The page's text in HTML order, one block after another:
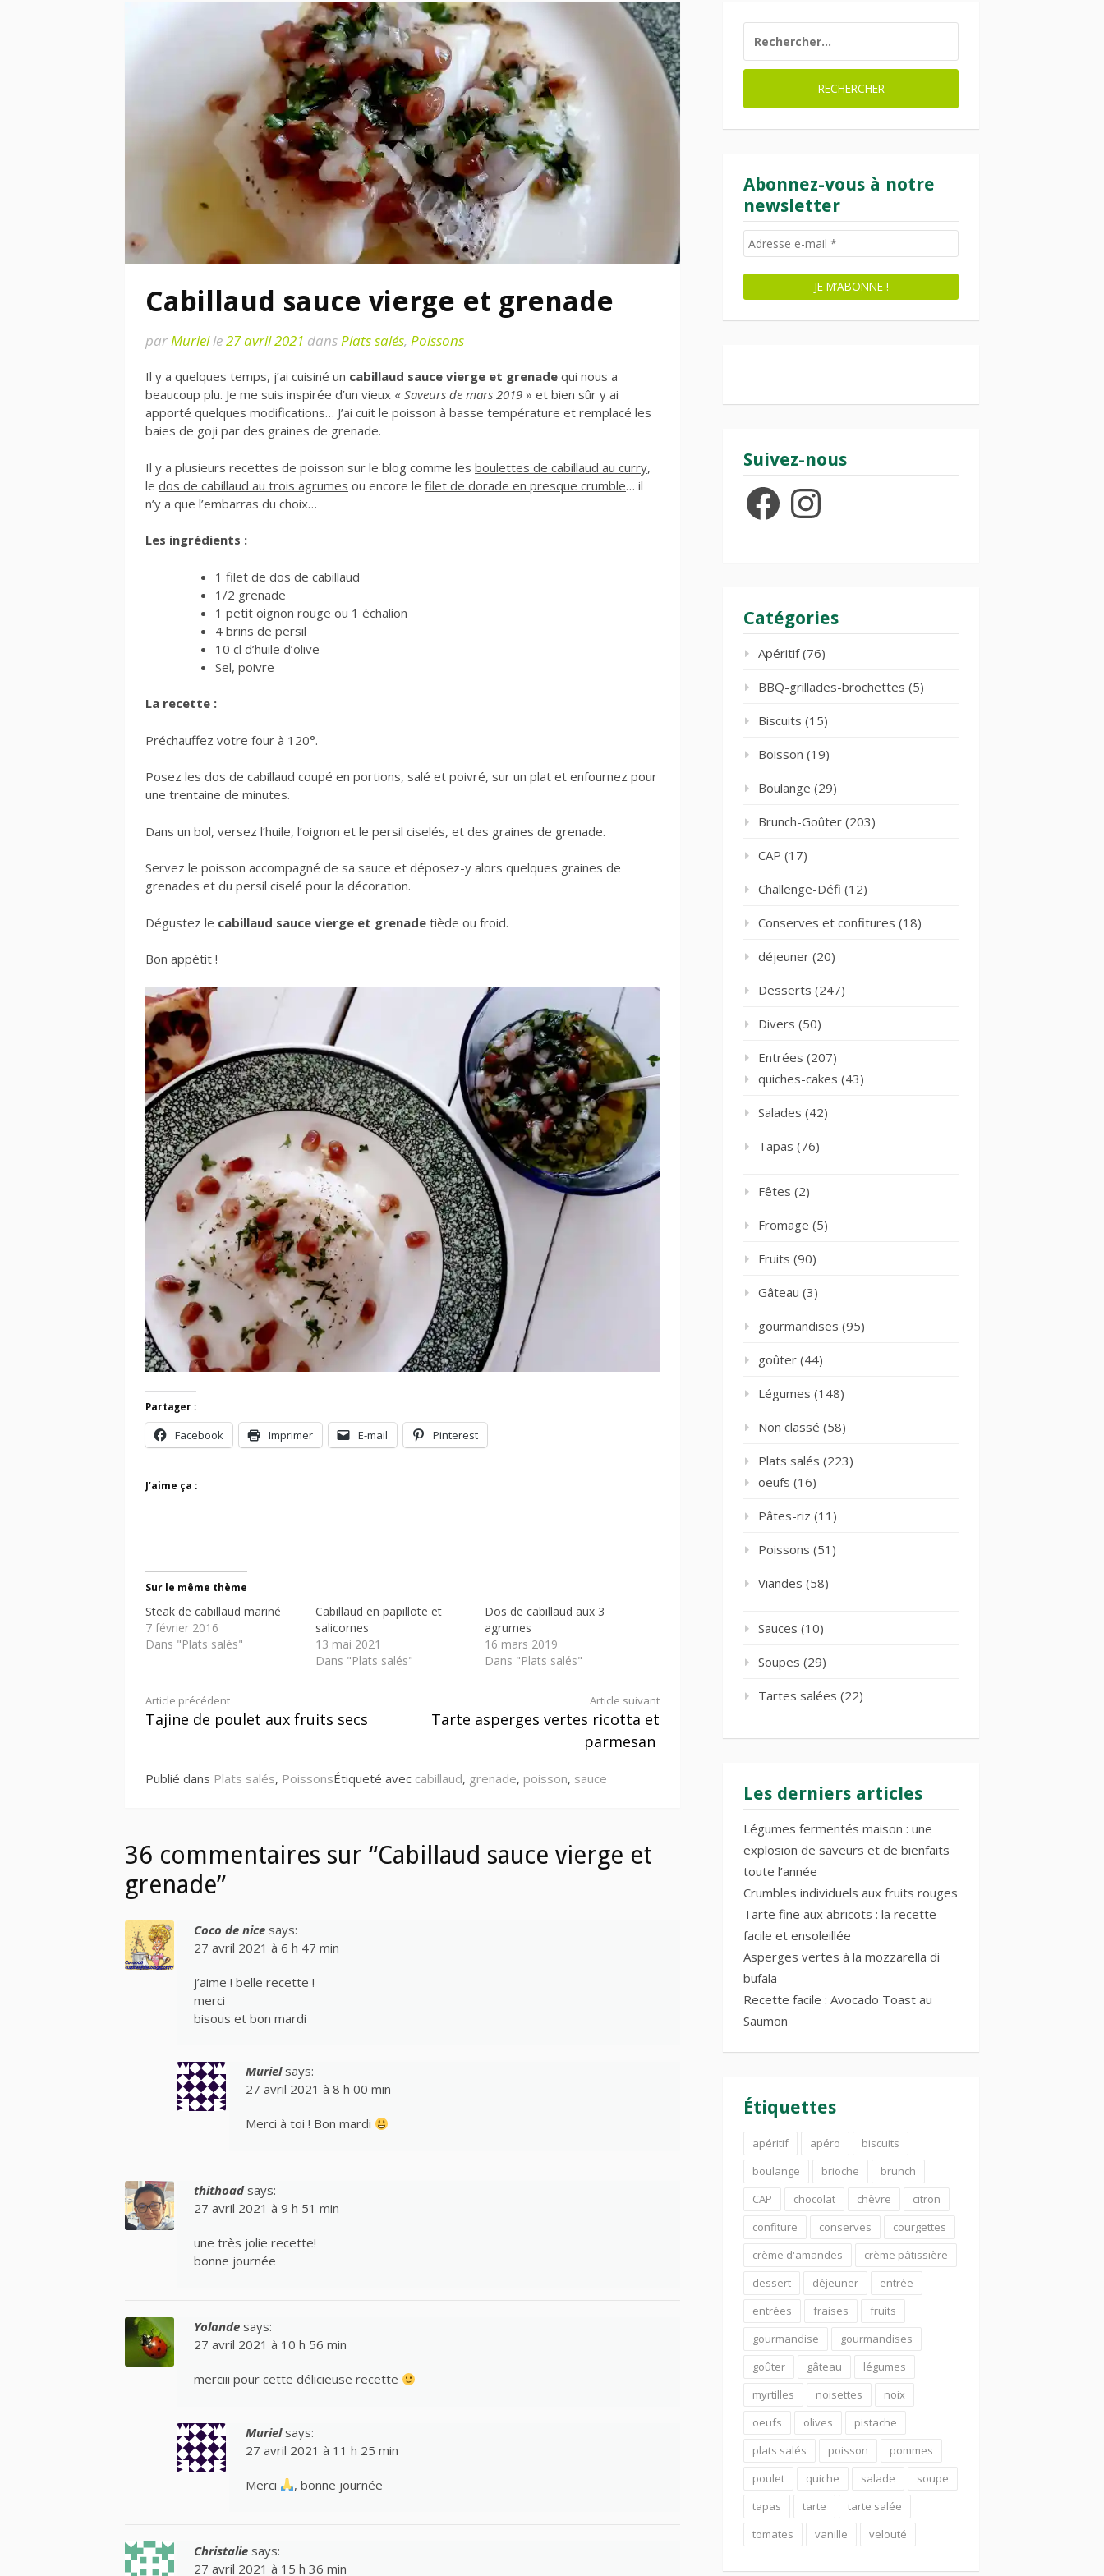
Cabillaud sauce vierge et grenade
parMurielle27 avril 2021 dansPlats salés, Poissons
Il y a quelques temps, j’ai cuisiné un cabillaud sauce vierge et grenade qui nous a
beaucoup plu. Je me suis inspirée d’un vieux « Saveurs de mars 2019 » et bien sûr y ai
apporté quelques modifications… J’ai cuit le poisson à basse température et remplacé les
baies de goji par des graines de grenade.
Il y a plusieurs recettes de poisson sur le blog comme les boulettes de cabillaud au curry,
le dos de cabillaud au trois agrumes ou encore le filet de dorade en presque crumble… il
n’y a que l’embarras du choix…
Les ingrédients :
1 filet de dos de cabillaud
1/2 grenade
1 petit oignon rouge ou 1 échalion
4 brins de persil
10 cl d’huile d’olive
Sel, poivre
La recette :
Préchauffez votre four à 120°.
Posez les dos de cabillaud coupé en portions, salé et poivré, sur un plat et enfournez pour
une trentaine de minutes.
Dans un bol, versez l’huile, l’oignon et le persil ciselés, et des graines de grenade.
Servez le poisson accompagné de sa sauce et déposez-y alors quelques graines de
grenades et du persil ciselé pour la décoration.
Dégustez le cabillaud sauce vierge et grenade tiède ou froid.
Bon appétit !
Partager :
Facebook Imprimer E-mail Pinterest
J’aime ça :
Sur le même thème
Steak de cabillaud mariné
7 février 2016
Dans "Plats salés"
Cabillaud en papillote et
salicornes
13 mai 2021
Dans "Plats salés"
Dos de cabillaud aux 3
agrumes
16 mars 2019
Dans "Plats salés"
Lire
la
Article précédent
Tajine de poulet aux fruits secs
Article suivant
Tarte asperges vertes ricotta et
parmesan
Publié dans Plats salés, PoissonsÉtiqueté avec cabillaud, grenade, poisson, sauce
36 commentaires sur “Cabillaud sauce vierge et
grenade”
Coco de nice says:
27 avril 2021 à 6 h 47 min
j’aime ! belle recette !
merci
bisous et bon mardi
Muriel says:
27 avril 2021 à 8 h 00 min
Merci à toi ! Bon mardi
thithoad says:
27 avril 2021 à 9 h 51 min
une très jolie recette!
bonne journée
Yolande says:
27 avril 2021 à 10 h 56 min
merciii pour cette délicieuse recette
Muriel says:
27 avril 2021 à 11 h 25 min
Merci , bonne journée
Christalie says:
27 avril 2021 à 15 h 36 min
Abonnez-vous à notre
newsletter
Suivez-nous
FacebookInstagram
Catégories
Apéritif(76)
BBQ-grillades-brochettes (5)
Biscuits (15)
Boisson (19)
Boulange (29)
Brunch-Goûter (203)
CAP (17)
Challenge-Défi (12)
Conserves et confitures (18)
déjeuner (20)
Desserts (247)
Divers (50)
Entrées (207)
quiches-cakes (43)
Salades (42)
Tapas (76)
Fêtes (2)
Fromage (5)
Fruits (90)
Gâteau (3)
gourmandises (95)
goûter (44)
Légumes (148)
Non classé (58)
Plats salés (223)
oeufs (16)
Pâtes-riz (11)
Poissons (51)
Viandes (58)
Sauces (10)
Soupes (29)
Tartes salées (22)
Les derniers articles
Légumes fermentés maison : une
explosion de saveurs et de bienfaits
toute l’année
Crumbles individuels aux fruits rouges
Tarte fine aux abricots : la recette
facile et ensoleillée
Asperges vertes à la mozzarella di
bufala
Recette facile : Avocado Toast au
Saumon
Étiquettes
apéritif apéro
biscuits
boulange
brioche
brunch
CAP
chocolat chèvre
citron
confiture
conserves
courgettes
crème d'amandes
crème pâtissière
dessert
déjeuner
entrée
entrées
fraises
fruits
gourmandise
gourmandises
goûter
gâteau
légumes
myrtilles
noisettes
noix
oeufs
olives
pistache
plats salés
poisson
pommes
poulet
quiche salade
soupe
tapas
tarte
tarte salée
tomates
vanille velouté